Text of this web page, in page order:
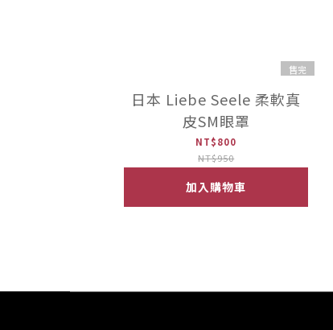
售完
日本 Liebe Seele 柔軟真
皮SM眼罩
NT$800
NT$950
加入購物車